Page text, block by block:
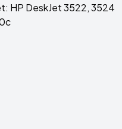
HP DeskJet 3522, 3524